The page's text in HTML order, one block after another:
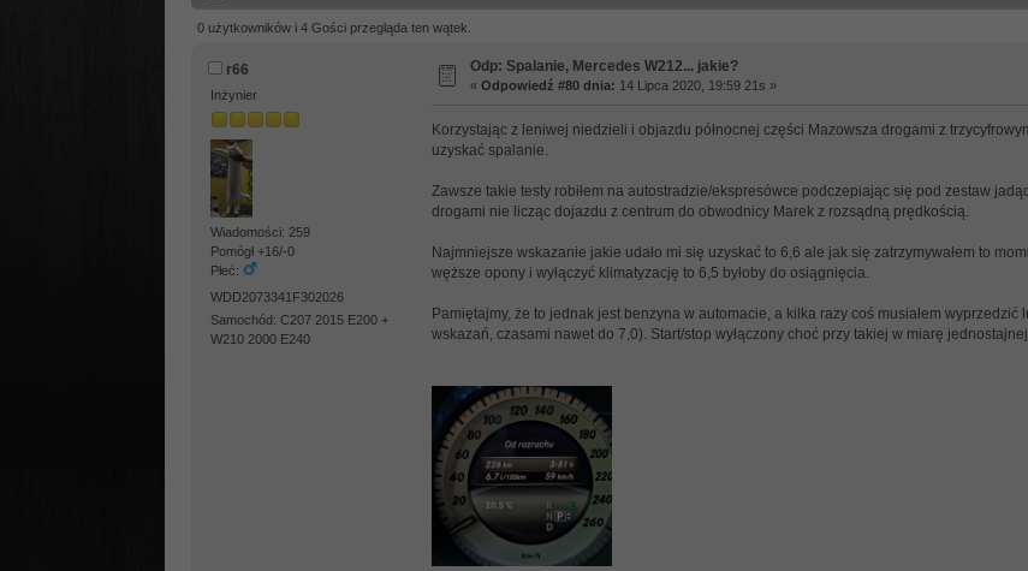
0 użytkowników i 4 Gości przegląda ten wątek.
r66
Inżynier
Wiadomości: 259
Pomógł +16/-0
Płeć:
WDD2073341F302026
Samochód: C207 2015 E200 +
W210 2000 E240
Odp: Spalanie, Mercedes W212... jakie?
« Odpowiedź #80 dnia: 14 Lipca 2020, 19:59 21s »
Korzystając z leniwej niedzieli i objazdu północnej części Mazowsza drogami z
uzyskać spalanie.
Zawsze takie testy robiłem na autostradzie/ekspresówce podczepiając się pod zestaw
drogami nie licząc dojazdu z centrum do obwodnicy Marek z rozsądną prędkością.
Najmniejsze wskazanie jakie udało mi się uzyskać to 6,6 ale jak się zatrzymywałem to
węższe opony i wyłączyć klimatyzację to 6,5 byłoby do osiągnięcia.
Pamiętajmy, że to jednak jest benzyna w automacie, a kilka razy coś musiałem
wskazań, czasami nawet do 7,0). Start/stop wyłączony choć przy takiej w miarę